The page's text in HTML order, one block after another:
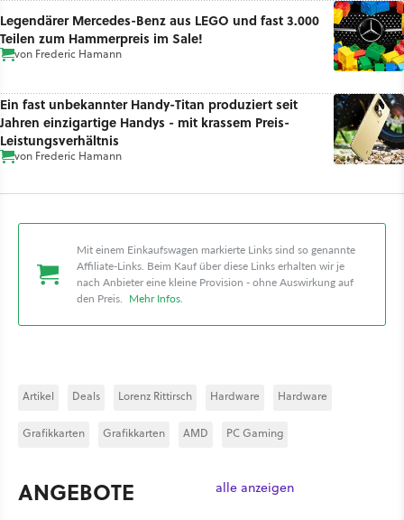
Legendärer Mercedes-Benz aus LEGO und fast 3.000
Teilen zum Hammerpreis im Sale!
von Frederic Hamann
Ein fast unbekannter Handy-Titan produziert seit
Jahren einzigartige Handys - mit krassem Preis-
Leistungsverhältnis
von Frederic Hamann
Mit einem Einkaufswagen markierte Links sind so genannte
Affiliate-Links. Beim Kauf über diese Links erhalten wir je
nach Anbieter eine kleine Provision - ohne Auswirkung auf
den Preis. Mehr Infos.
Artikel Deals Lorenz Rittirsch Hardware Hardware
Grafikkarten Grafikkarten AMD PC Gaming
ANGEBOTE alle anzeigen